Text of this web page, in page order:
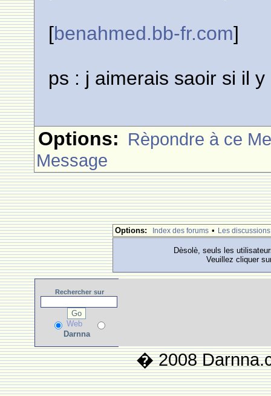
[benahmed.bb-fr.com]
ps : j aimerais saoir si il
Options: Rèpondre à ce
Message
Options: Index des forums • Les discussions
Dèsolè, seuls les
Veuillez cliquer
Rechercher sur
Web
Darnna
� 2008